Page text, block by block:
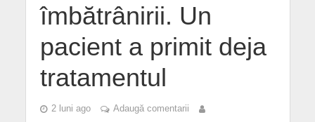
îmbătrânirii. Un
pacient a primit deja
tratamentul
2 luni ago Adaugă comentarii